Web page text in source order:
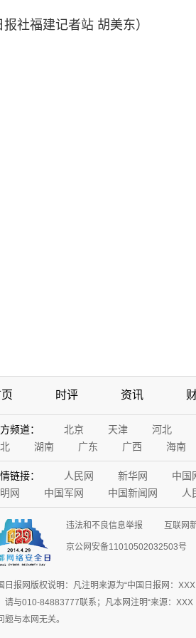
社福建记者站 胡美东）
时评 资讯
频道： 北京 天津 河北
湖南 广东 广西 海南
链接： 人民网 新华网 中国
网
中国军网 中国新闻网 人
违法和不良信息举报 互联网
京公网安备11010502032503号
日报网版权说明：凡注明来源为“中国日报网：
请与010-84883777联系；凡本网注明“来源：
题与本网无关。